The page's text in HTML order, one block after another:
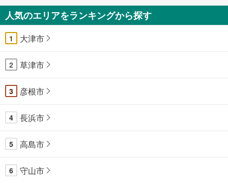
人気のエリアをランキングから探す
1 大津市
2 草津市
3 彦根市
4 長浜市
5 高島市
6 守山市